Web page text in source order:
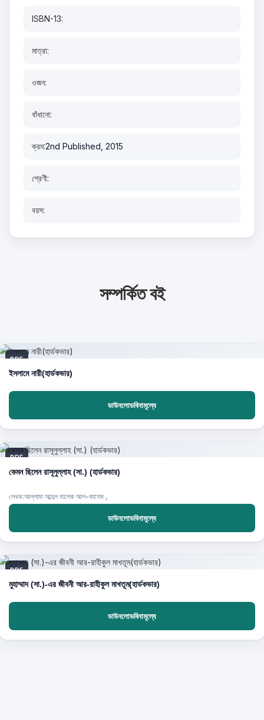
ISBN-13:
মাত্রা:
ওজন:
বাঁধানো:
ক্রম:2nd Published, 2015
শ্রেণী:
বয়স:
সম্পর্কিত বই
PDF
ইসলামে নারী(হার্ডকভার)
ডাউনলোডবিনামূল্যে
PDF
কেমন ছিলেন রাসূলুল্লাহ (সা.) (হার্ডকভার)
লেখক:আল্লামা আব্দুল মালেক আল-কাসেম ,
ডাউনলোডবিনামূল্যে
PDF
মুহাম্মাদ (সা.)-এর জীবনী আর-রাহীকুল মাখতূম(হার্ডকভার)
ডাউনলোডবিনামূল্যে